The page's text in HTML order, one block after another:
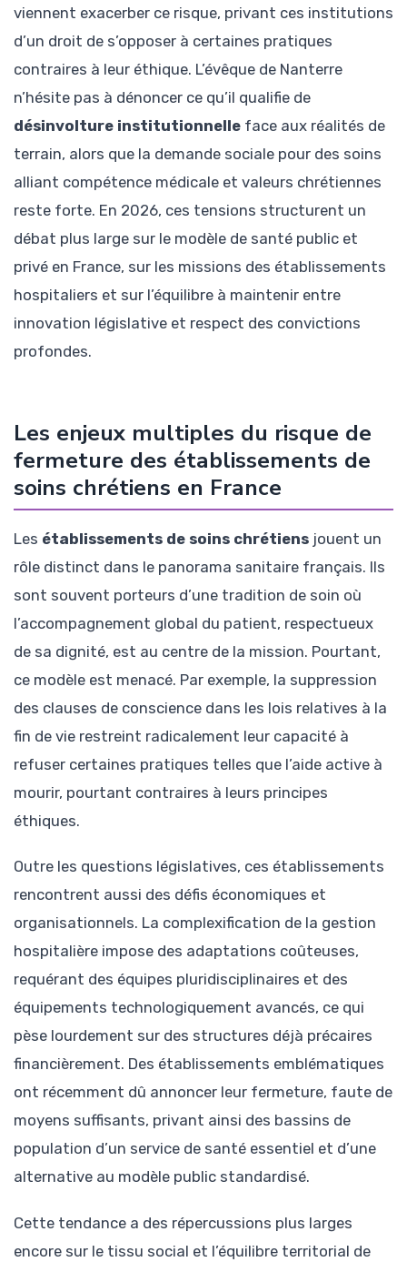
viennent exacerber ce risque, privant ces institutions
d’un droit de s’opposer à certaines pratiques
contraires à leur éthique. L’évêque de Nanterre
n’hésite pas à dénoncer ce qu’il qualifie de
désinvolture institutionnelle face aux réalités de
terrain, alors que la demande sociale pour des soins
alliant compétence médicale et valeurs chrétiennes
reste forte. En 2026, ces tensions structurent un
débat plus large sur le modèle de santé public et
privé en France, sur les missions des établissements
hospitaliers et sur l’équilibre à maintenir entre
innovation législative et respect des convictions
profondes.
Les enjeux multiples du risque de
fermeture des établissements de
soins chrétiens en France
Les établissements de soins chrétiens jouent un
rôle distinct dans le panorama sanitaire français. Ils
sont souvent porteurs d’une tradition de soin où
l’accompagnement global du patient, respectueux
de sa dignité, est au centre de la mission. Pourtant,
ce modèle est menacé. Par exemple, la suppression
des clauses de conscience dans les lois relatives à la
fin de vie restreint radicalement leur capacité à
refuser certaines pratiques telles que l’aide active à
mourir, pourtant contraires à leurs principes
éthiques.
Outre les questions législatives, ces établissements
rencontrent aussi des défis économiques et
organisationnels. La complexification de la gestion
hospitalière impose des adaptations coûteuses,
requérant des équipes pluridisciplinaires et des
équipements technologiquement avancés, ce qui
pèse lourdement sur des structures déjà précaires
financièrement. Des établissements emblématiques
ont récemment dû annoncer leur fermeture, faute de
moyens suffisants, privant ainsi des bassins de
population d’un service de santé essentiel et d’une
alternative au modèle public standardisé.
Cette tendance a des répercussions plus larges
encore sur le tissu social et l’équilibre territorial de